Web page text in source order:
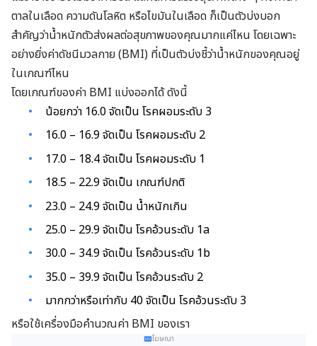
ตาลในเลือด ความดันโลหิต หรือไขมันในเลือด ก็เป็นตัวบ่งบอก
สำคัญว่าน้ำหนักตัวส่งผลต่อสุขภาพของคุณมากแค่ไหน โดยเฉพาะ
อย่างยิ่งค่าดัชนีมวลกาย (BMI) ที่เป็นตัวบ่งชี้ว่าน้ำหนักของคุณอยู่
ในเกณฑ์ไหน
โดยเกณฑ์ของค่า BMI แบ่งออกได้ ดังนี้
น้อยกว่า 16.0 จัดเป็น โรคผอมระดับ 3
16.0 – 16.9 จัดเป็น โรคผอมระดับ 2
17.0 – 18.4 จัดเป็น โรคผอมระดับ 1
18.5 – 22.9 จัดเป็น เกณฑ์ปกติ
23.0 – 24.9 จัดเป็น น้ำหนักเกิน
25.0 – 29.9 จัดเป็น โรคอ้วนระดับ 1a
30.0 – 34.9 จัดเป็น โรคอ้วนระดับ 1b
35.0 – 39.9 จัดเป็น โรคอ้วนระดับ 2
มากกว่าหรือเท่ากับ 40 จัดเป็น โรคอ้วนระดับ 3
หรือใช้เครื่องมือคำนวณค่า BMI ของเรา
โฆษณา